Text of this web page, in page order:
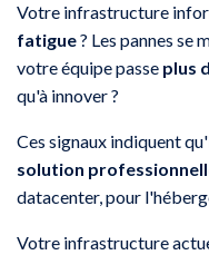
Votre infrastructure
fatigue? Les pannes
votre équipe passe plus
qu'à innover ?
Ces signaux indiquent
solution
datacenter, pour
Votre infrastructure